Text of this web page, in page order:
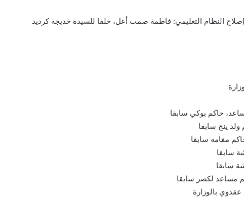
حاكم بوكي سابقا
ينج سابقا
مقامه سابقا
سابقا
سابقا
مساعد لكصر سابقا
بالوزارة